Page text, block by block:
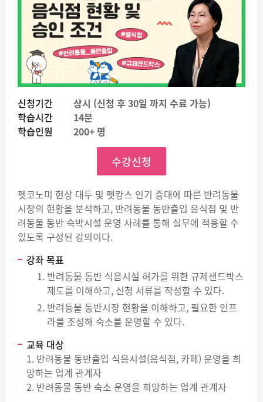
신청기간
상시 (신청 후 30일 까지 수료 가능)
학습시간
14분
학습인원
200+ 명
수강신청
펫코노미 현상 대두 및 펫캉스 인기 증대에 따른 반려동물
시장의 현황을 분석하고, 반려동물 동반출입 음식점 및 반
려동물 동반 숙박시설 운영 사례를 통해 실무에 적용할 수
있도록 구성된 강의이다.
강좌 목표
반려동물 동반 식음시설 허가를 위한 규제샌드박스
제도를 이해하고, 신청 서류를 작성할 수 있다.
반려동물 동반시장 현황을 이해하고, 필요한 인프
라를 조성해 숙소를 운영할 수 있다.
교육 대상
1. 반려동물 동반출입 식음시설(음식점, 카페) 운영을 희
망하는 업계 관계자
2. 반려동물 동반 숙소 운영을 희망하는 업계 관계자